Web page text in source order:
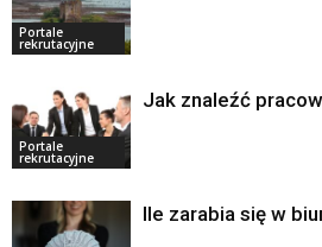
Portale
rekrutacyjne
Portale
rekrutacyjne
Jak znaleźć
Ile zarabia się w